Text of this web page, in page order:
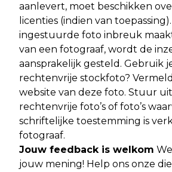
aanlevert, moet beschikken
licenties (indien van
ingestuurde foto inbreuk
van een fotograaf, wordt de
aansprakelijk gesteld. Gebruik
rechtenvrije stockfoto?
website van deze foto. Stuur
rechtenvrije foto’s of foto’s
schriftelijke toestemming is
fotograaf.
Jouw feedback is welkom
jouw mening! Help ons onze